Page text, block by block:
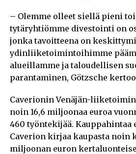
– Olemme olleet siellä pieni
tytäryhtiömme divestointi on
jonka tavoitteena on
ydinliiketoimintoihimme
alueillamme ja taloudellisen
parantaminen, Götzsche
Caverionin Venäjän-
noin 16,6 miljoonaa euroa
460 työntekijää. Kauppahintaa
Caverion kirjaa kaupasta noin
miljoonan euron